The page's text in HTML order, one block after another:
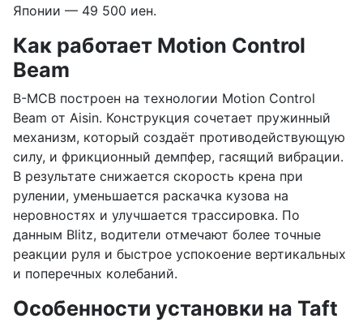
Японии — 49 500 иен.
Как работает Motion Control
Beam
B-MCB построен на технологии Motion Control
Beam от Aisin. Конструкция сочетает пружинный
механизм, который создаёт противодействующую
силу, и фрикционный демпфер, гасящий вибрации.
В результате снижается скорость крена при
рулении, уменьшается раскачка кузова на
неровностях и улучшается трассировка. По
данным Blitz, водители отмечают более точные
реакции руля и быстрое успокоение вертикальных
и поперечных колебаний.
Особенности установки на Taft